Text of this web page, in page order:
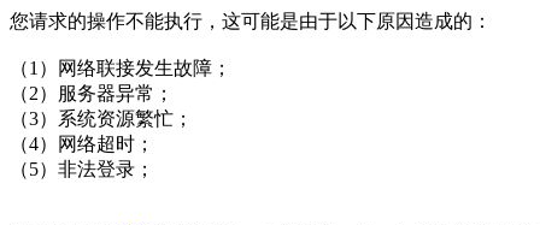
您请求的操作不能执行，这可能是由于以下原因造成的：
（1）网络联接发生故障；
（2）服务器异常；
（3）系统资源繁忙；
（4）网络超时；
（5）非法登录；